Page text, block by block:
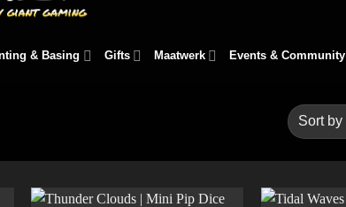
& Basing Gifts Maatwerk Events & Community